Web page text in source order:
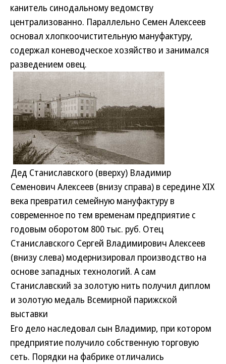
канитель синодальному ведомству
централизованно. Параллельно Семен Алексеев
основал хлопкоочистительную мануфактуру,
содержал коневодческое хозяйство и занимался
разведением овец.
Дед Станиславского (вверху) Владимир
Семенович Алексеев (внизу справа) в середине XIX
века превратил семейную мануфактуру в
современное по тем временам предприятие с
годовым оборотом 800 тыс. руб. Отец
Станиславского Сергей Владимирович Алексеев
(внизу слева) модернизировал производство на
основе западных технологий. А сам
Станиславский за золотую нить получил диплом
и золотую медаль Всемирной парижской
выставки
Его дело наследовал сын Владимир, при котором
предприятие получило собственную торговую
сеть. Порядки на фабрике отличались